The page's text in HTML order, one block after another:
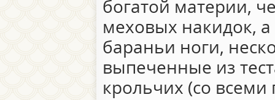
богатой материи,
меховых накидок,
бараньи ноги,
выпеченные из
крольчих (со всеми